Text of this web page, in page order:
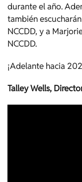
durante el año.
también
NCCDD, y a
NCCDD.
¡Adelante hacia
Talley Wells,